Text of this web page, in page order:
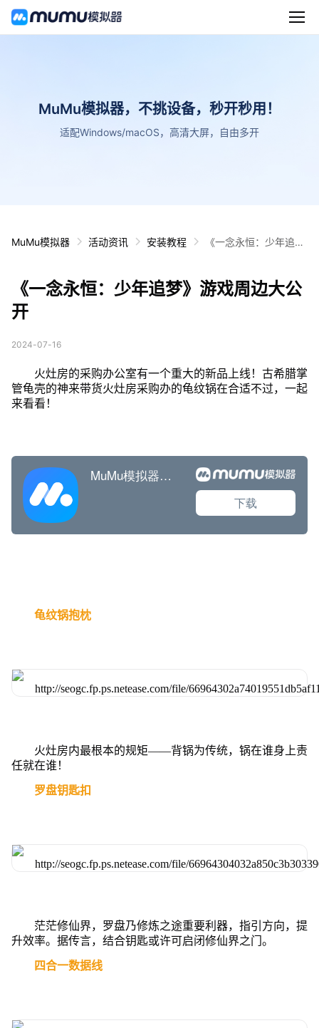
MuMu模拟器，不挑设备，秒开秒用！
适配Windows/macOS，高清大屏，自由多开
MuMu模拟器 活动资讯 安装教程
《一念永恒：少年追
《一念永恒：少年追梦》游戏周边大公
开
2024-07-16
火灶房的采购办公室有一个重大的新品上线！古希腊掌
管龟壳的神来带货火灶房采购办的龟纹锅在合适不过，一起
来看看！
龟纹锅抱枕
火灶房内最根本的规矩——背锅为传统，锅在谁身上责
任就在谁！
罗盘钥匙扣
茫茫修仙界，罗盘乃修炼之途重要利器，指引方向，提
升效率。据传言，结合钥匙或许可启闭修仙界之门。
四合一数据线